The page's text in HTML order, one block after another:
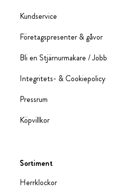
Kundservice
Företagspresenter & gåvor
Bli en Stjärnurmakare / Jobb
Integritets- & Cookiepolicy
Pressrum
Köpvillkor
Sortiment
Herrklockor